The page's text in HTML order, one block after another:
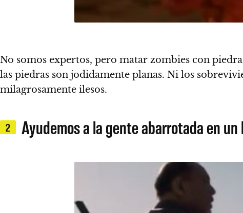
No somos expertos, pero matar zombies con
las piedras son jodidamente planas. Ni los
milagrosamente ilesos.
2 Ayudemos a la gente abarrotada en un